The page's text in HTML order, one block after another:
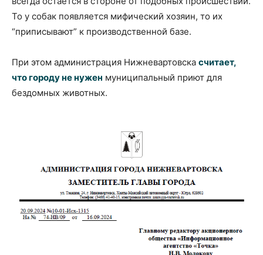
То у собак появляется мифический хозяин, то их
“приписывают” к производственной базе.
При этом администрация Нижневартовска считает,
что городу не нужен муниципальный приют для
бездомных животных.